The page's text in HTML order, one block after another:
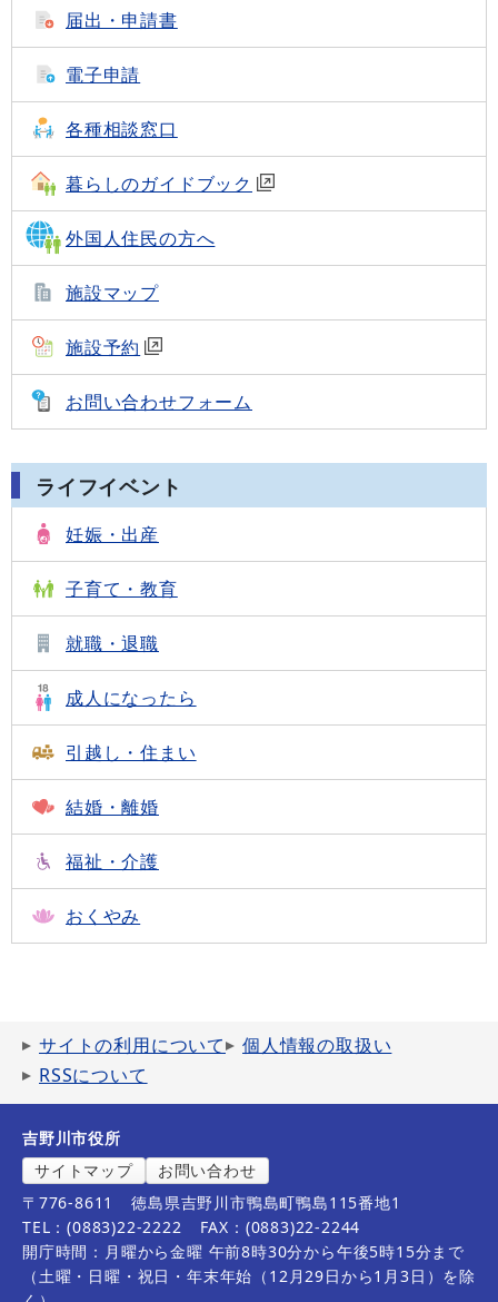
届出・申請書
電子申請
各種相談窓口
暮らしのガイドブック
外国人住民の方へ
施設マップ
施設予約
お問い合わせフォーム
ライフイベント
妊娠・出産
子育て・教育
就職・退職
成人になったら
引越し・住まい
結婚・離婚
福祉・介護
おくやみ
サイトの利用について
個人情報の取扱い
RSSについて
吉野川市役所
サイトマップ
お問い合わせ
〒776-8611
徳島県吉野川市鴨島町鴨島115番地1
TEL：(0883)22-2222
FAX：(0883)22-2244
開庁時間：月曜から金曜 午前8時30分から午後5時15分まで
（土曜・日曜・祝日・年末年始（12月29日から1月3日）を除